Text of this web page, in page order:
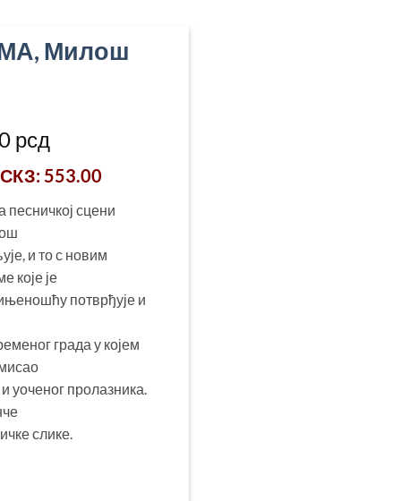
Милош
рсд.
рсд
цена
је:
600.00 рсд.
: 553.00
песничкој сцени
и то с новим
које је
потврђује и
града у којем
уоченог пролазника.
слике.